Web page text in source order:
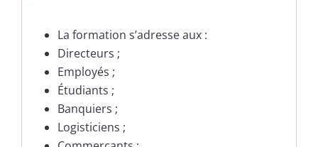
La formation s’adresse aux :
Directeurs ;
Employés ;
Étudiants ;
Banquiers ;
Logisticiens ;